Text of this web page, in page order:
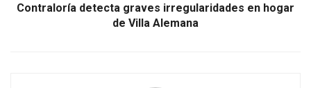
Contraloría detecta graves irregularidades en hogar
de Villa Alemana